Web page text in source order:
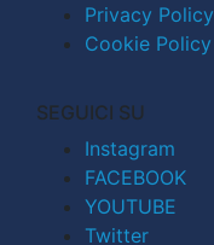
Privacy Policy
Cookie Policy
SEGUICI SU
Instagram
FACEBOOK
YOUTUBE
Twitter